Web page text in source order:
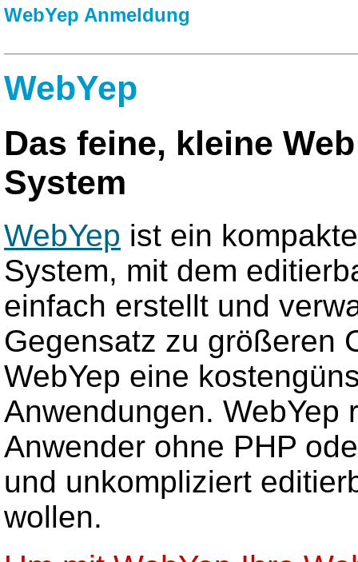
WebYep Anmeldung
WebYep
Das feine, kleine
System
WebYep ist ein
System, mit dem
einfach erstellt und
Gegensatz zu größeren
WebYep eine
Anwendungen. WebYep
Anwender ohne PHP
und unkompliziert
wollen.